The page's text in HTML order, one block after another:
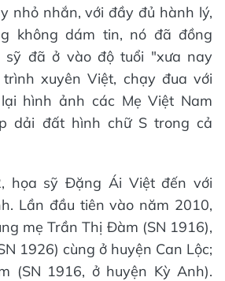
nhỏ nhắn, với đầy đủ hành lý,
không dám tin, nó đã đồng
sỹ đã ở vào độ tuổi "xưa nay
xuyên Việt, chạy đua với
hình ảnh các Mẹ Việt Nam
dải đất hình chữ S trong cả
họa sỹ Đặng Ái Việt đến với
Lần đầu tiên vào năm 2010,
mẹ Trần Thị Đàm (SN 1916),
1926) cùng ở huyện Can Lộc;
(SN 1916, ở huyện Kỳ Anh).